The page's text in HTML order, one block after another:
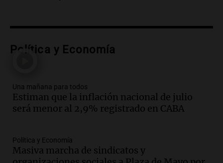
Audio.Murió Jorge Messi
Audio.Mateo, a los 25 años, lucha
contra el tiempo: necesita un trasplante
Episodios
Audio.Estiman que la inflación nacional
Política y Economía
Una mañana para todos
Estiman que la inflación nacional de julio
será menor al 2,9% registrado en CABA
Política y Economía
Masiva marcha de sindicatos y